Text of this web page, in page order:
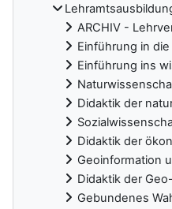
ARCHIV -
Einführung in
Einführung ins
Didaktik der
Didaktik der
Geoinformation
Didaktik der
Gebundenes